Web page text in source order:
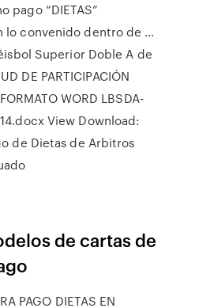
pago “DIETAS”
lo convenido dentro de …
Superior Doble A de
DE PARTICIPACIÓN
WORD LBSDA-
View Download:
de Dietas de Arbitros
de cartas de
PAGO DIETAS EN